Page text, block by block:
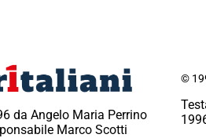
da Angelo Maria Perrino
Marco Scotti
©